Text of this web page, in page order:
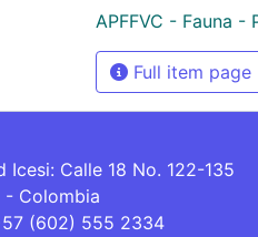
APFFVC - Fauna -
Full item page
Icesi: Calle 18 No. 122-135
- Colombia
(602) 555 2334